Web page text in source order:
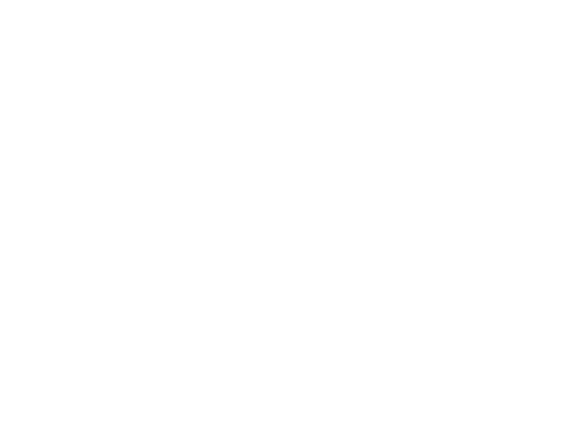
5 estrelas.